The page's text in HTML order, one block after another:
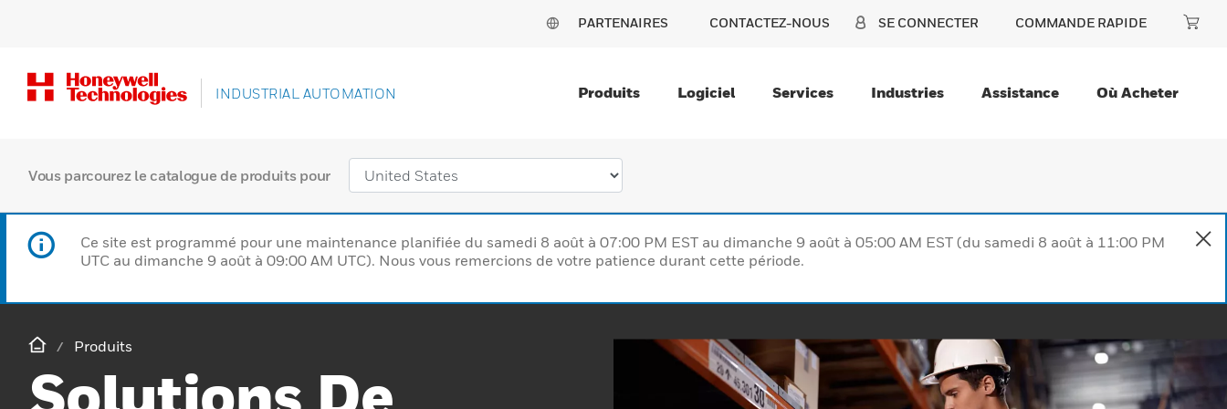
PARTENAIRES CONTACTEZ-NOUS SE CONNECTER COMMANDE RAPIDE
INDUSTRIAL AUTOMATION Produits Logiciel Services Industries Assistance Où Acheter
Vous parcourez le catalogue de produits pour
Ce site est programmé pour une maintenance planifiée du samedi 8 août à 07:00 PM EST au dimanche 9 août à 05:00 AM EST (du samedi 8 août à 11:00 PM
UTC au dimanche 9 août à 09:00 AM UTC). Nous vous remercions de votre patience durant cette période.
Produits
Solutions De